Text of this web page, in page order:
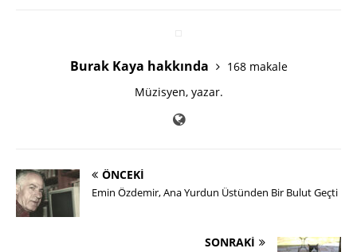
Burak Kaya hakkında
168 makale
Müzisyen, yazar.
ÖNCEKI
Emin Özdemir, Ana Yurdun Üstünden Bir Bulut Geçti
SONRAKI